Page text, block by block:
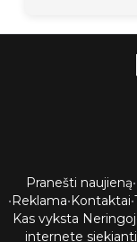
Pranešti naujieną•
•Reklama•Kontaktai•
Kas vyksta
internete